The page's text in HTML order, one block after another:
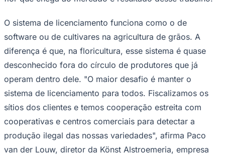
Corinthians
O sistema de licenciamento funciona como o de
software ou de cultivares na agricultura de grãos. A
diferença é que, na floricultura, esse sistema é quase
desconhecido fora do círculo de produtores que já
operam dentro dele. "O maior desafio é manter o
sistema de licenciamento para todos. Fiscalizamos os
sítios dos clientes e temos cooperação estreita com
cooperativas e centros comerciais para detectar a
produção ilegal das nossas variedades", afirma Paco
van der Louw, diretor da Könst Alstroemeria, empresa